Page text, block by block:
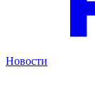
Новости